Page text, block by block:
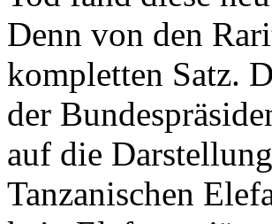
Denn von den
kompletten Satz.
der
auf die
Tanzanischen